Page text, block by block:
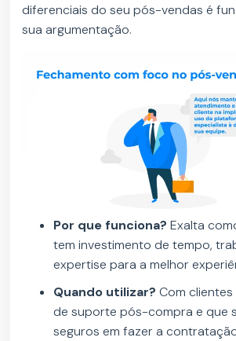
diferenciais do seu pós-vendas é
sua argumentação.
Por que funciona? Exalta
tem investimento de tempo,
expertise para a melhor
Quando utilizar?Com
de suporte pós-compra e que
seguros em fazer a